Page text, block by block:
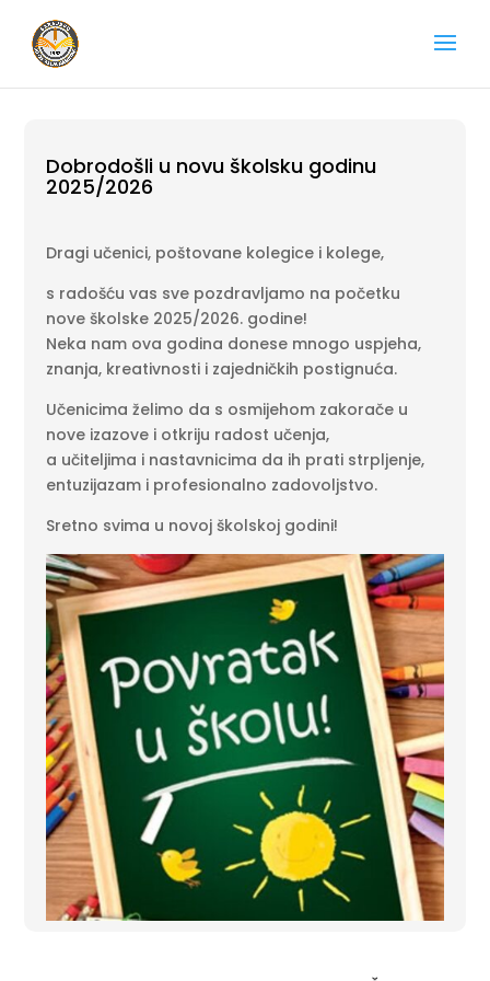
Dobrodošli u novu školsku godinu
2025/2026
Dragi učenici, poštovane kolegice i kolege,
s radošću vas sve pozdravljamo na početku
nove školske 2025/2026. godine!
Neka nam ova godina donese mnogo uspjeha,
znanja, kreativnosti i zajedničkih postignuća.
Učenicima želimo da s osmijehom zakorače u
nove izazove i otkriju radost učenja,
a učiteljima i nastavnicima da ih prati strpljenje,
entuzijazam i profesionalno zadovoljstvo.
Sretno svima u novoj školskoj godini!